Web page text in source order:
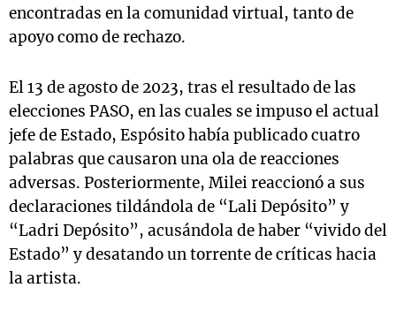
encontradas en la comunidad virtual, tanto de
apoyo como de rechazo.
El 13 de agosto de 2023, tras el resultado de las
elecciones PASO, en las cuales se impuso el actual
jefe de Estado, Espósito había publicado cuatro
palabras que causaron una ola de reacciones
adversas. Posteriormente, Milei reaccionó a sus
declaraciones tildándola de “Lali Depósito” y
“Ladri Depósito”, acusándola de haber “vivido del
Estado” y desatando un torrente de críticas hacia
la artista.